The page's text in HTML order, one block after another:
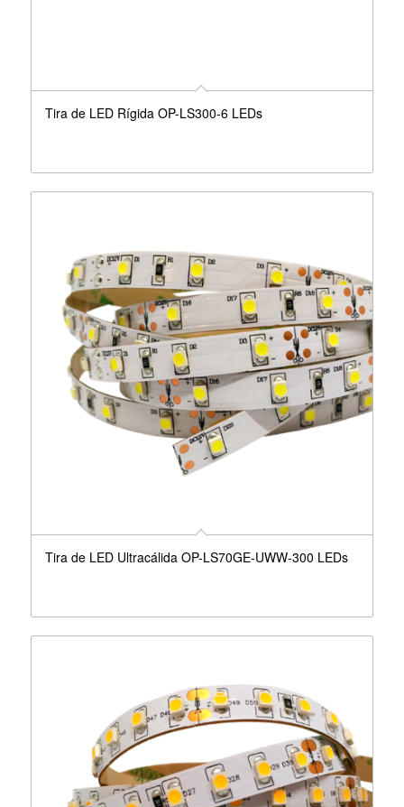
Tira de LED Rígida OP-LS300-6 LEDs
Tira de LED Ultracálida OP-LS70GE-UWW-300 LEDs